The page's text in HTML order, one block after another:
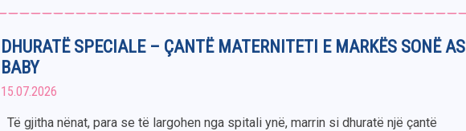
DHURATË SPECIALE – ÇANTË MATERNITETI E MARKËS SONË AS
BABY
15.07.2026
Të gjitha nënat, para se të largohen nga spitali ynë, marrin si dhuratë një çantë